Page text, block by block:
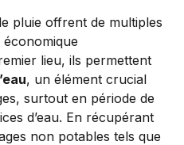
pluie offrent de multiples
lieu, ils permettent
, un élément crucial
surtout en période de
d’eau. En récupérant
non potables tels que